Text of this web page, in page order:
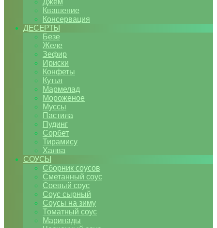
Джем
Квашение
Консервация
ДЕСЕРТЫ
Безе
Желе
Зефир
Ириски
Конфеты
Кутья
Мармелад
Мороженое
Муссы
Пастила
Пудинг
Сорбет
Тирамису
Халва
СОУСЫ
Сборник соусов
Сметанный соус
Соевый соус
Соус сырный
Соусы на зиму
Томатный соус
Маринады